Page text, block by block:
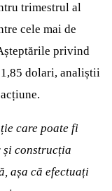
trimestrul al
cele mai de
privind
dolari, analiștii
care poate fi
construcția
așa că efectuați